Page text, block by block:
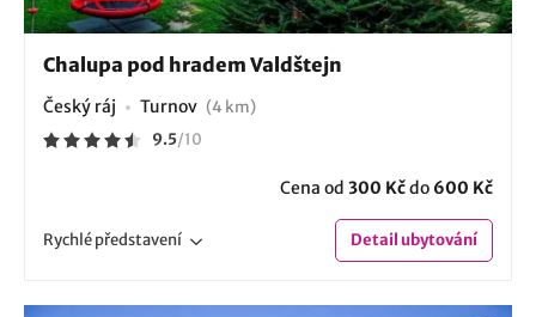
Chalupa pod hradem Valdštejn
Český ráj Turnov (4 km)
9.5/10
Cena od 300 Kčdo 600 Kč
Rychlépředstavení Detailubytování